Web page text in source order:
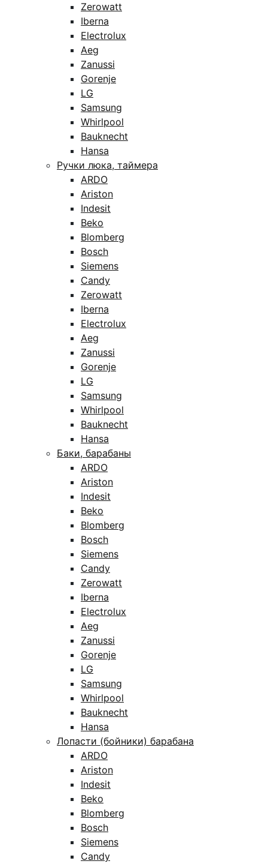
Zerowatt
Iberna
Electrolux
Aeg
Zanussi
Gorenje
LG
Samsung
Whirlpool
Bauknecht
Hansa
Ручки люка, таймера
ARDO
Ariston
Indesit
Beko
Blomberg
Bosch
Siemens
Candy
Zerowatt
Iberna
Electrolux
Aeg
Zanussi
Gorenje
LG
Samsung
Whirlpool
Bauknecht
Hansa
Баки, барабаны
ARDO
Ariston
Indesit
Beko
Blomberg
Bosch
Siemens
Candy
Zerowatt
Iberna
Electrolux
Aeg
Zanussi
Gorenje
LG
Samsung
Whirlpool
Bauknecht
Hansa
Лопасти (бойники) барабана
ARDO
Ariston
Indesit
Beko
Blomberg
Bosch
Siemens
Candy